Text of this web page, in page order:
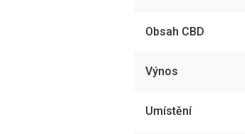
Obsah CBD
Výnos
Umístění